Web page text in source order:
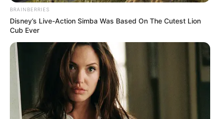
BRAINBERRIES
Disney’s Live-Action Simba Was Based On The Cutest Lion
Cub Ever